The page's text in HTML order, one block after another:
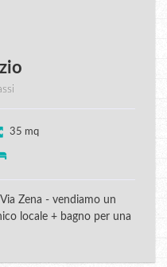
35 mq
Zena - vendiamo un
locale + bagno per una